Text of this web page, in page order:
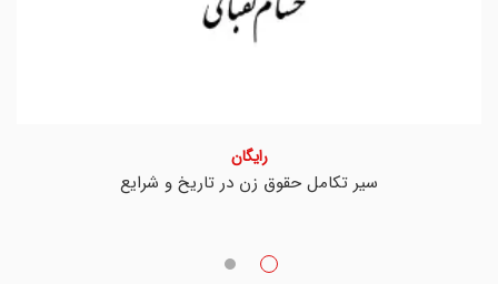
سیر تکامل حقوق زن در تاریخ و شرایع
رایگان